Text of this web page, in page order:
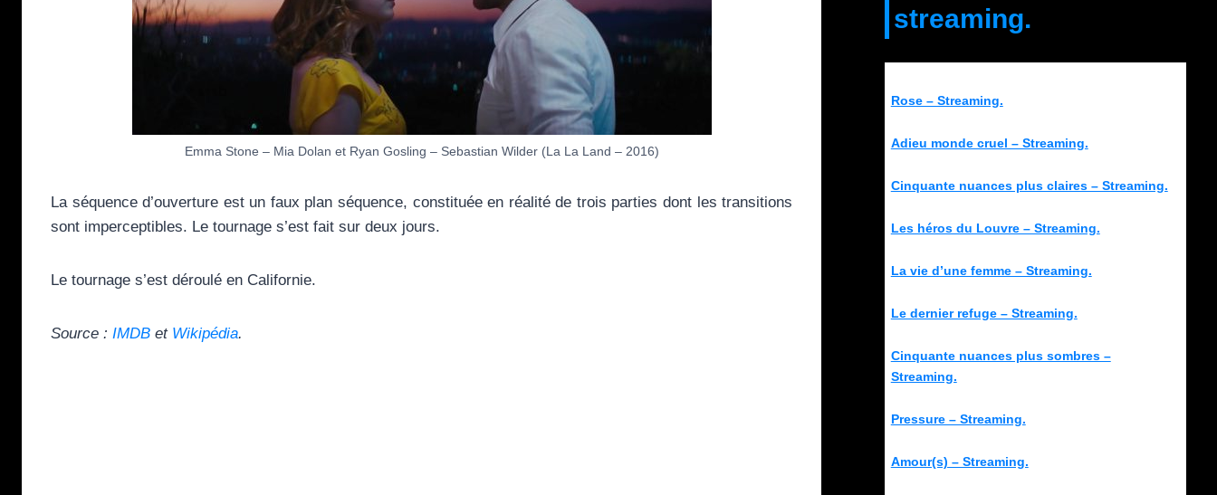
Emma Stone – Mia Dolan et Ryan Gosling – Sebastian Wilder (La La Land – 2016)
La séquence d’ouverture est un faux plan séquence, constituée en réalité de trois parties dont les transitions
sont imperceptibles. Le tournage s’est fait sur deux jours.
Le tournage s’est déroulé en Californie.
Source : IMDB et Wikipédia.
streaming.
Rose – Streaming.
Adieu monde cruel – Streaming.
Cinquante nuances plus claires – Streaming.
Les héros du Louvre – Streaming.
La vie d’une femme – Streaming.
Le dernier refuge – Streaming.
Cinquante nuances plus sombres –
Streaming.
Pressure – Streaming.
Amour(s) – Streaming.